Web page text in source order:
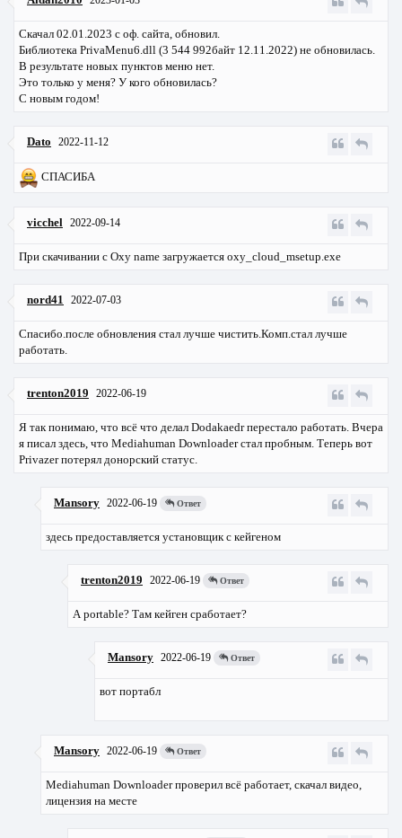
Скачал 02.01.2023 с оф. сайта, обновил.
Библиотека PrivaMenu6.dll (3 544 992байт 12.11.2022) не обновилась.
В результате новых пунктов меню нет.
Это только у меня? У кого обновилась?
С новым годом!
Dato 2022-11-12
СПАСИБА
vicchel 2022-09-14
При скачивании с Oxy name загружается oxy_cloud_msetup.exe
nord41 2022-07-03
Спасибо.после обновления стал лучше чистить.Комп.стал лучше
работать.
trenton2019 2022-06-19
Я так понимаю, что всё что делал Dodakaedr перестало работать. Вчера
я писал здесь, что Mediahuman Downloader стал пробным. Теперь вот
Privazer потерял донорский статус.
Mansory 2022-06-19 Ответ
здесь предоставляется установщик с кейгеном
trenton2019 2022-06-19 Ответ
А portable? Там кейген сработает?
Mansory 2022-06-19 Ответ
вот портабл
Mansory 2022-06-19 Ответ
Mediahuman Downloader проверил всё работает, скачал видео,
лицензия на месте